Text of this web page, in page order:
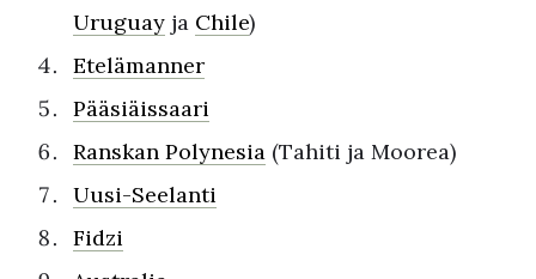
Uruguay ja Chile)
Etelämanner
Pääsiäissaari
Ranskan Polynesia (Tahiti ja Moorea)
Uusi-Seelanti
Fidzi